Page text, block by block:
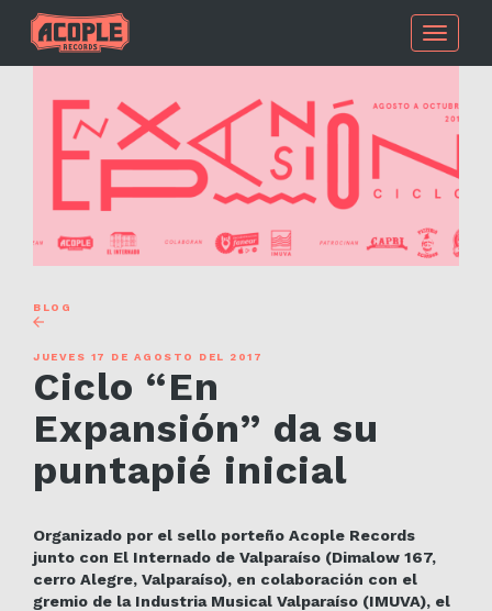
Toggle
BLOG
JUEVES 17 DE AGOSTO DEL 2017
Ciclo “En
Expansión” da su
puntapié inicial
Organizado por el sello porteño Acople Records
junto con El Internado de Valparaíso (Dimalow 167,
cerro Alegre, Valparaíso), en colaboración con el
gremio de la Industria Musical Valparaíso (IMUVA), el